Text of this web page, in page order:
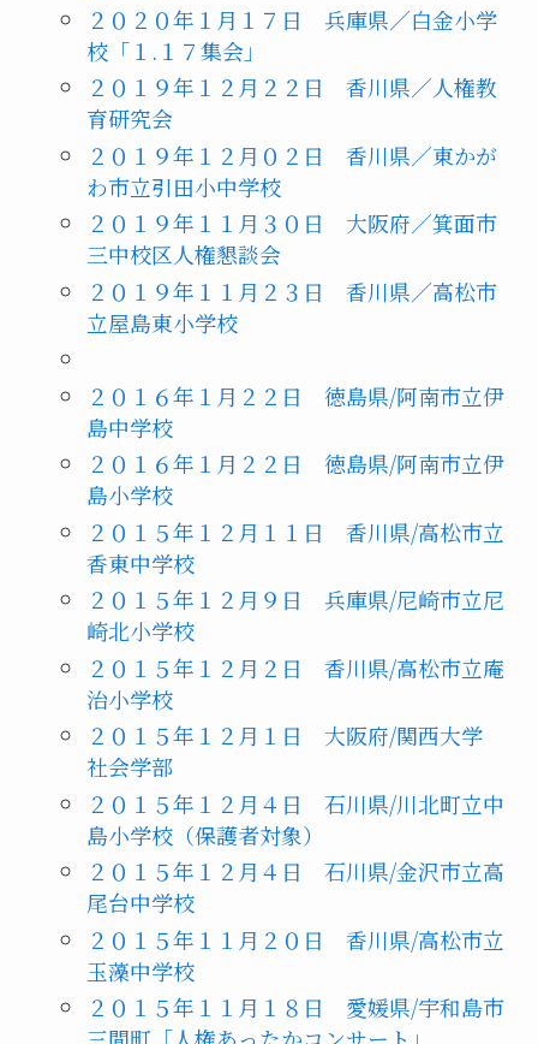
２０２０年１月１７日 兵庫県／白金小学
校「１.１７集会」
２０１９年１２月２２日 香川県／人権教
育研究会
２０１９年１２月０２日 香川県／東かが
わ市立引田小中学校
２０１９年１１月３０日 大阪府／箕面市
三中校区人権懇談会
２０１９年１１月２３日 香川県／高松市
立屋島東小学校
２０１６年１月２２日 徳島県/阿南市立伊
島中学校
２０１６年１月２２日 徳島県/阿南市立伊
島小学校
２０１５年１２月１１日 香川県/高松市立
香東中学校
２０１５年１２月９日 兵庫県/尼崎市立尼
崎北小学校
２０１５年１２月２日 香川県/高松市立庵
治小学校
２０１５年１２月１日 大阪府/関西大学
社会学部
２０１５年１２月４日 石川県/川北町立中
島小学校（保護者対象）
２０１５年１２月４日 石川県/金沢市立高
尾台中学校
２０１５年１１月２０日 香川県/高松市立
玉藻中学校
２０１５年１１月１８日 愛媛県/宇和島市